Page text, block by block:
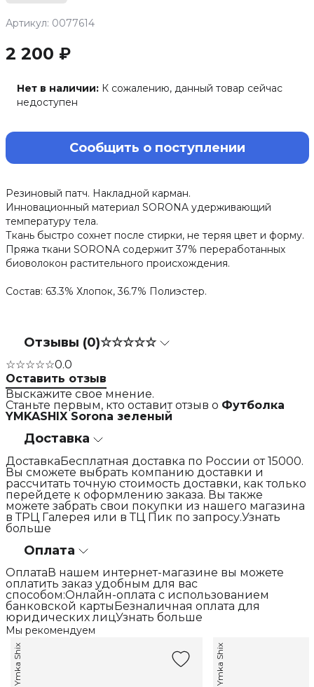
Артикул: 0077614
2 200 ₽
Нет в наличии: К сожалению, данный товар сейчас
недоступен
Сообщить о поступлении
Резиновый патч. Накладной карман.
Инновационный материал SORONA удерживающий
температуру тела.
Ткань быстро сохнет после стирки, не теряя цвет и форму.
Пряжа ткани SORONA содержит 37% переработанных
биоволокон растительного происхождения.
Состав: 63.3% Хлопок, 36.7% Полиэстер.
Отзывы (0)☆☆☆☆☆
☆☆☆☆☆0.0
Оставить отзыв
Выскажите свое мнение.
Станьте первым, кто оставит отзыв о Футболка
YMKASHIX Sorona зеленый
Доставка
ДоставкаБесплатная доставка по России от 15000.
Вы сможете выбрать компанию доставки и
рассчитать точную стоимость доставки, как только
перейдете к оформлению заказа. Вы также
можете забрать свои покупки из нашего магазина
в ТРЦ Галерея или в ТЦ Пик по запросу.Узнать
больше
Оплата
ОплатаВ нашем интернет-магазине вы можете
оплатить заказ удобным для вас
способом:Онлайн-оплата с использованием
банковской картыБезналичная оплата для
юридических лицУзнать больше
Мы рекомендуем
Ymka Shix Ymka Shix